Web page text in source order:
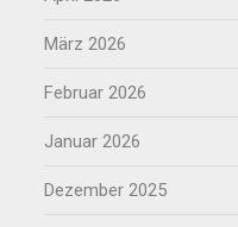
März 2026
Februar 2026
Januar 2026
Dezember 2025